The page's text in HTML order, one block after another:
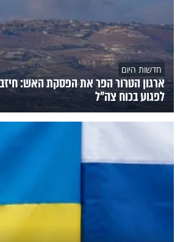
חדשות היום
ארגון הטרור הפר את הפסקת האש:
לפגוע בכוח צה"ל